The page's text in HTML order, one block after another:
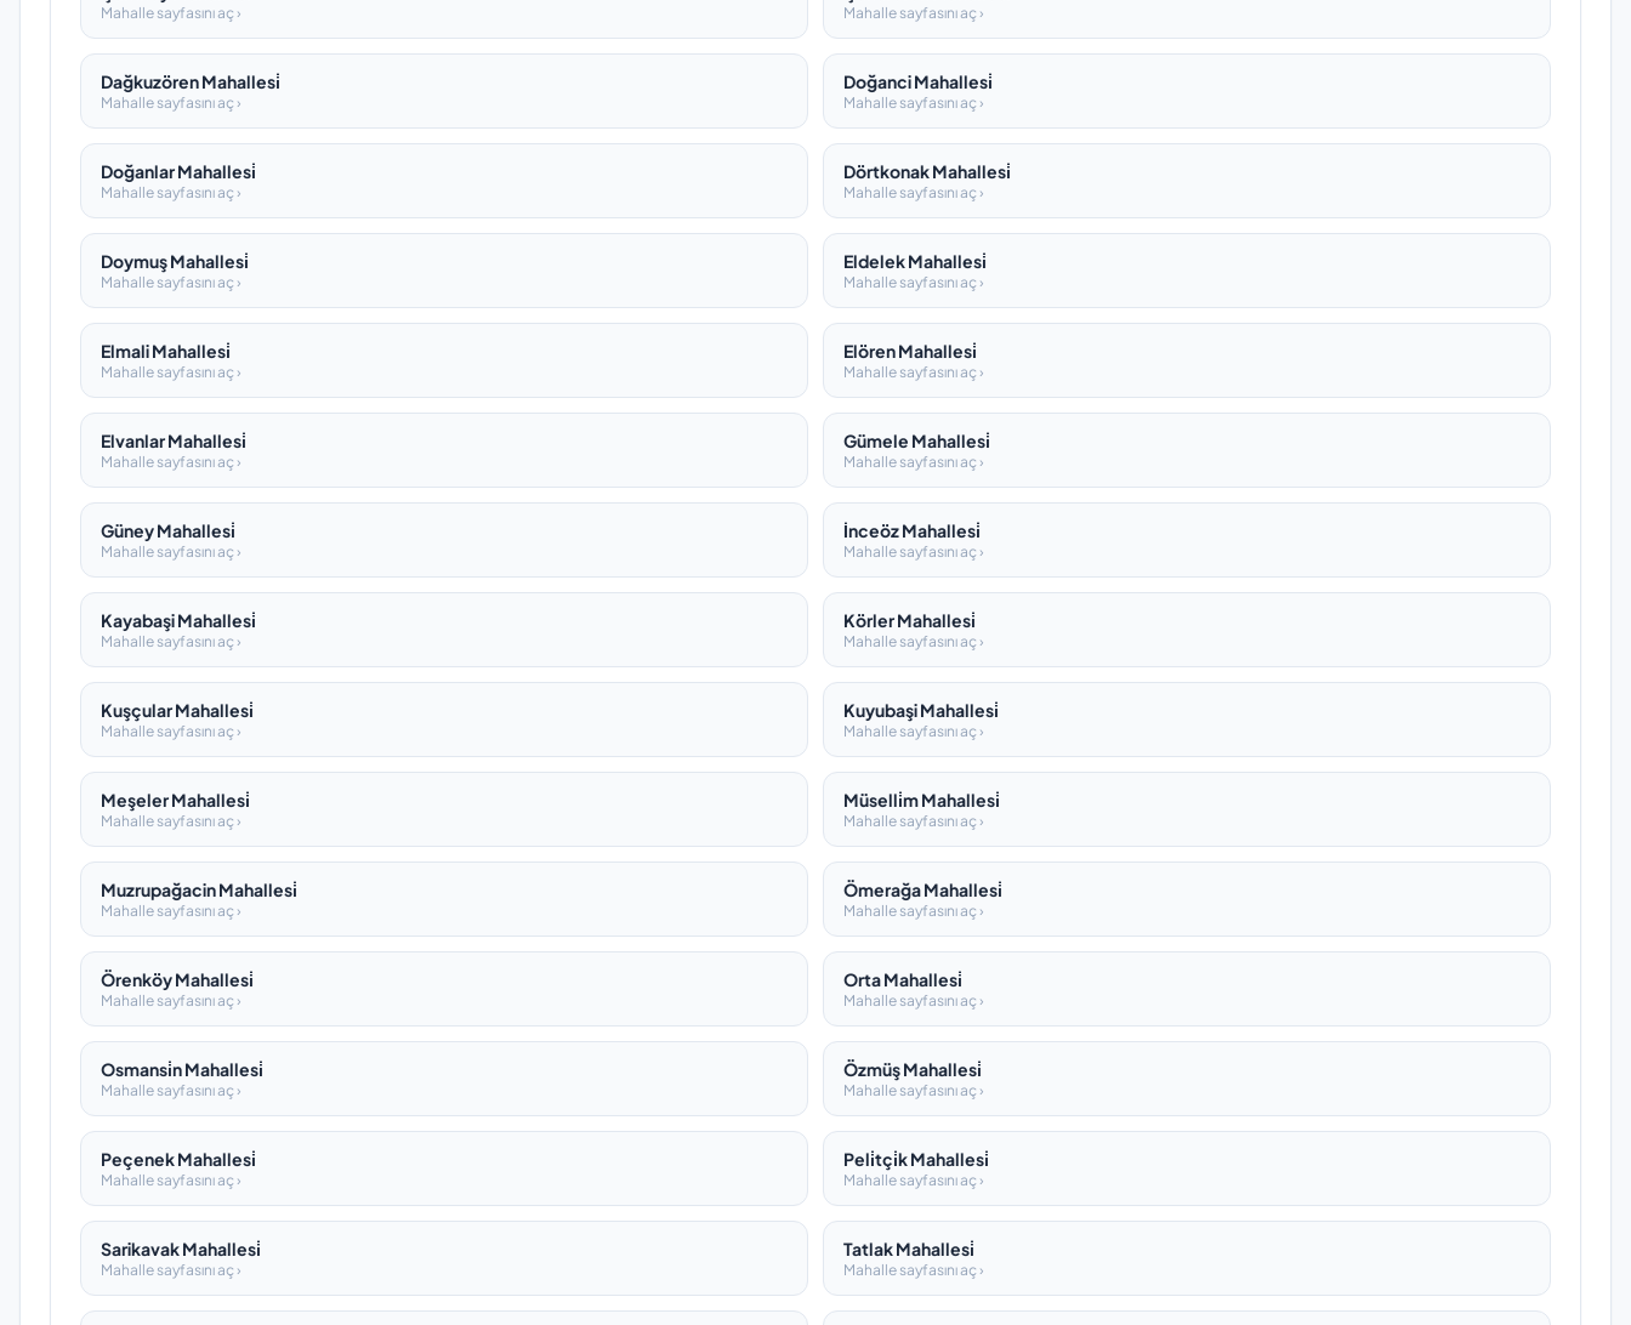
Mahalle sayfasını aç › Mahalle sayfasını aç ›
Dağkuzören Mahallesi̇
Mahalle sayfasını aç ›
Doğanci Mahallesi̇
Mahalle sayfasını aç ›
Doğanlar Mahallesi̇
Mahalle sayfasını aç ›
Dörtkonak Mahallesi̇
Mahalle sayfasını aç ›
Doymuş Mahallesi̇
Mahalle sayfasını aç ›
Eldelek Mahallesi̇
Mahalle sayfasını aç ›
Elmali Mahallesi̇
Mahalle sayfasını aç ›
Elören Mahallesi̇
Mahalle sayfasını aç ›
Elvanlar Mahallesi̇
Mahalle sayfasını aç ›
Gümele Mahallesi̇
Mahalle sayfasını aç ›
Güney Mahallesi̇
Mahalle sayfasını aç ›
İnceöz Mahallesi̇
Mahalle sayfasını aç ›
Kayabaşi Mahallesi̇
Mahalle sayfasını aç ›
Körler Mahallesi̇
Mahalle sayfasını aç ›
Kuşçular Mahallesi̇
Mahalle sayfasını aç ›
Kuyubaşi Mahallesi̇
Mahalle sayfasını aç ›
Meşeler Mahallesi̇
Mahalle sayfasını aç ›
Müselli̇m Mahallesi̇
Mahalle sayfasını aç ›
Muzrupağacin Mahallesi̇
Mahalle sayfasını aç ›
Ömerağa Mahallesi̇
Mahalle sayfasını aç ›
Örenköy Mahallesi̇
Mahalle sayfasını aç ›
Orta Mahallesi̇
Mahalle sayfasını aç ›
Osmansi̇n Mahallesi̇
Mahalle sayfasını aç ›
Özmüş Mahallesi̇
Mahalle sayfasını aç ›
Peçenek Mahallesi̇
Mahalle sayfasını aç ›
Peli̇tçi̇k Mahallesi̇
Mahalle sayfasını aç ›
Sarikavak Mahallesi̇
Mahalle sayfasını aç ›
Tatlak Mahallesi̇
Mahalle sayfasını aç ›